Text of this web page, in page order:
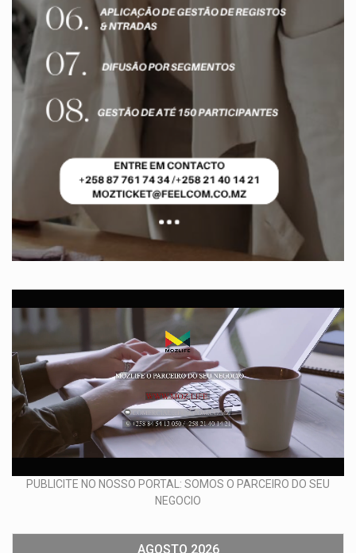
PUBLICITE NO NOSSO PORTAL: SOMOS O PARCEIRO DO SEU
NEGOCIO
AGOSTO 2026